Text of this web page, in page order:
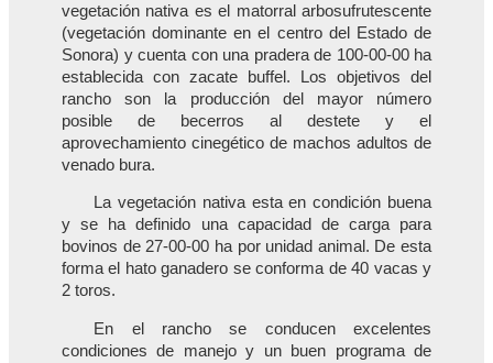
vegetación nativa es el matorral arbosufrutescente
(vegetación dominante en el centro del Estado de
Sonora) y cuenta con una pradera de 100-00-00 ha
establecida con zacate buffel. Los objetivos del
rancho son la producción del mayor número
posible de becerros al destete y el
aprovechamiento cinegético de machos adultos de
venado bura.
La vegetación nativa esta en condición buena
y se ha definido una capacidad de carga para
bovinos de 27-00-00 ha por unidad animal. De esta
forma el hato ganadero se conforma de 40 vacas y
2 toros.
En el rancho se conducen excelentes
condiciones de manejo y un buen programa de